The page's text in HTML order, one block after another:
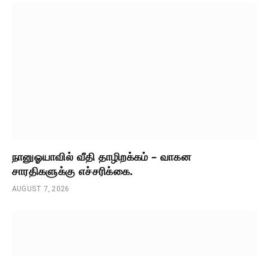
நானுஓயாவில் வீதி தாழிறக்கம் – வாகன
சாரதிகளுக்கு எச்சரிக்கை.
AUGUST 7, 2026